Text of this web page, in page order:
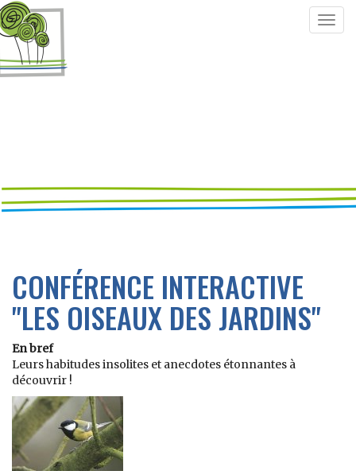
CONFÉRENCE INTERACTIVE
"LES OISEAUX DES JARDINS"
En bref
Leurs habitudes insolites et anecdotes étonnantes à
découvrir !